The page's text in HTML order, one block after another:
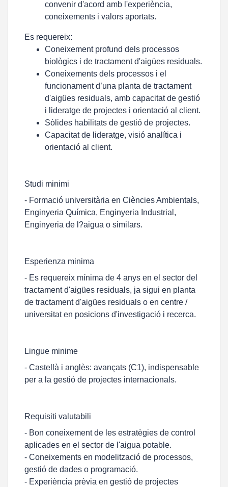
convenir d'acord amb l'experiència,
coneixements i valors aportats.
Es requereix:
Coneixement profund dels processos
biològics i de tractament d'aigües residuals.
Coneixements dels processos i el
funcionament d’una planta de tractament
d'aigües residuals, amb capacitat de gestió
i lideratge de projectes i orientació al client.
Sòlides habilitats de gestió de projectes.
Capacitat de lideratge, visió analítica i
orientació al client.
Studi minimi
- Formació universitària en Ciències Ambientals,
Enginyeria Química, Enginyeria Industrial,
Enginyeria de l?aigua o similars.
Esperienza minima
- Es requereix mínima de 4 anys en el sector del
tractament d'aigües residuals, ja sigui en planta
de tractament d'aigües residuals o en centre /
universitat en posicions d'investigació i recerca.
Lingue minime
- Castellà i anglès: avançats (C1), indispensable
per a la gestió de projectes internacionals.
Requisiti valutabili
- Bon coneixement de les estratègies de control
aplicades en el sector de l'aigua potable.
- Coneixements en modelització de processos,
gestió de dades o programació.
- Experiència prèvia en gestió de projectes